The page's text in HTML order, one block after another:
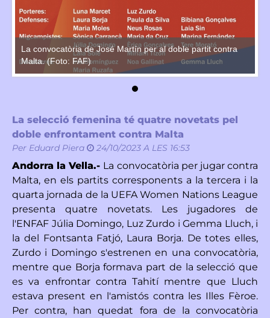
La convocatòria de José Martín per al doble partit contra
Malta. (Foto: FAF)
La selecció femenina té quatre novetats pel
doble enfrontament contra Malta
Per Eduard Piera 24/10/2023 A LES 16:53
Andorra la Vella.- La convocatòria per jugar contra
Malta, en els partits corresponents a la tercera i la
quarta jornada de la UEFA Women Nations League
presenta quatre novetats. Les jugadores de
l'ENFAF Júlia Domingo, Luz Zurdo i Gemma Lluch, i
la del Fontsanta Fatjó, Laura Borja. De totes elles,
Zurdo i Domingo s'estrenen en una convocatòria,
mentre que Borja formava part de la selecció que
es va enfrontar contra Tahití mentre que Lluch
estava present en l'amistós contra les Illes Fèroe.
Per contra, han quedat fora de la convocatòria